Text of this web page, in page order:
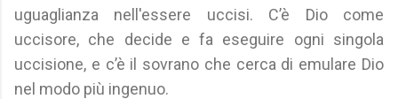
uguaglianza nell'essere uccisi. C’è Dio come
uccisore, che decide e fa eseguire ogni singola
uccisione, e c’è il sovrano che cerca di emulare Dio
nel modo più ingenuo.